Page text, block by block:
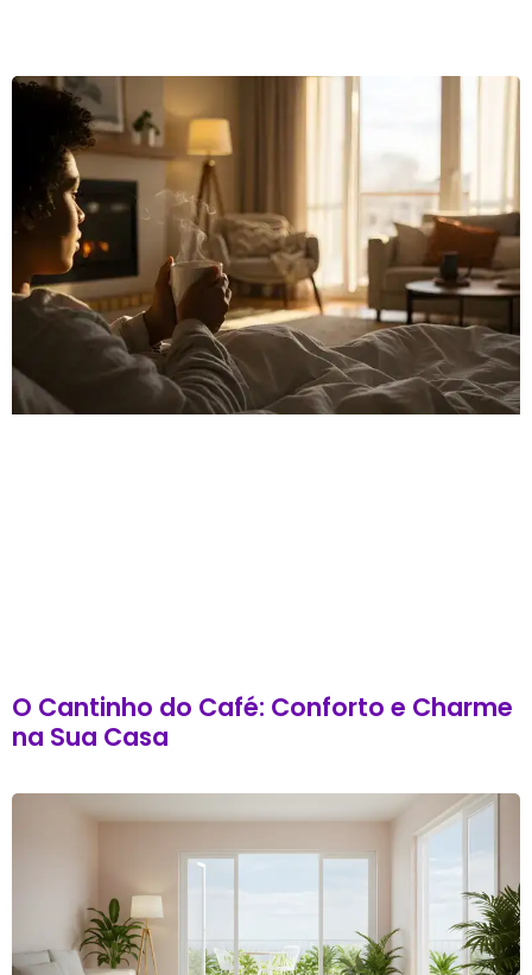
O Cantinho do Café: Conforto e Charme
na Sua Casa